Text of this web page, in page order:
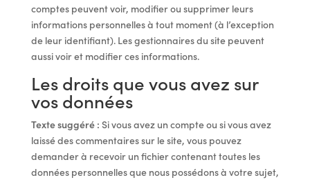
comptes peuvent voir, modifier ou supprimer leurs
informations personnelles à tout moment (à l’exception
de leur identifiant). Les gestionnaires du site peuvent
aussi voir et modifier ces informations.
Les droits que vous avez sur
vos données
Texte suggéré : Si vous avez un compte ou si vous avez
laissé des commentaires sur le site, vous pouvez
demander à recevoir un fichier contenant toutes les
données personnelles que nous possédons à votre sujet,